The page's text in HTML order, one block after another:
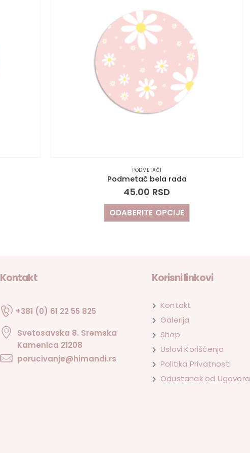
PODMETAČI
Podmetač bela rada
45.00 RSD
ODABERITE OPCIJE
Kontakt
+381 (0) 61 22 55 825
Svetosavska 8. Sremska
Kamenica 21208
porucivanje@himandi.rs
Korisni linkovi
Kontakt
Galerija
Shop
Uslovi Korišćenja
Politika Privatnosti
Odustanak od Ugovora